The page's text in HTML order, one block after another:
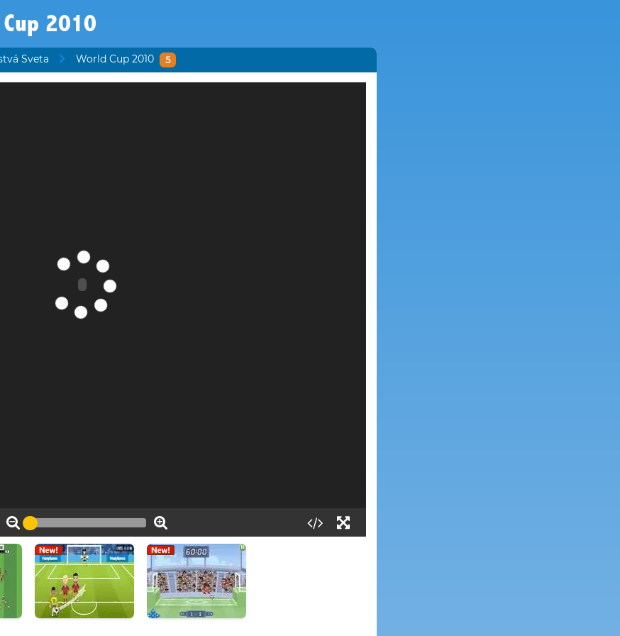
2010
Sveta World Cup 2010 5